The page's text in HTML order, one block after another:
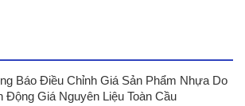
Báo Điều Chỉnh Giá Sản Phẩm Nhựa Do
Động Giá Nguyên Liệu Toàn Cầu